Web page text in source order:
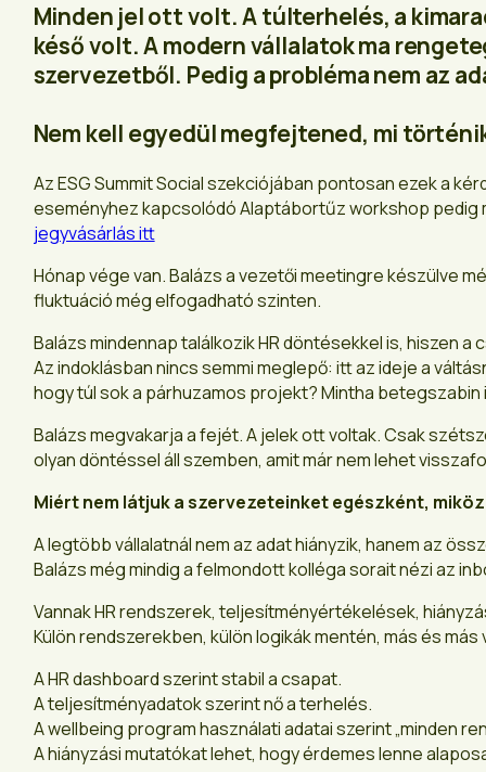
Minden jel ott volt. A túlterhelés, a
késő volt. A modern vállalatok ma
szervezetből. Pedig a probléma nem az
Nem kell egyedül megfejtened, mi
Az ESG Summit Social szekciójában pontosan ezek a
eseményhez kapcsolódó Alaptábortűz workshop
jegyvásárlás itt
Hónap vége van. Balázs a vezetői meetingre készülve
fluktuáció még elfogadható szinten.
Balázs mindennap találkozik HR döntésekkel is, hiszen
Az indoklásban nincs semmi meglepő: itt az ideje a
hogy túl sok a párhuzamos projekt? Mintha betegszabin
Balázs megvakarja a fejét. A jelek ott voltak. Csak
olyan döntéssel áll szemben, amit már nem lehet
Miért nem látjuk a szervezeteinket egészként,
A legtöbb vállalatnál nem az adat hiányzik, hanem az
Balázs még mindig a felmondott kolléga sorait nézi az
Vannak HR rendszerek, teljesítményértékelések,
Külön rendszerekben, külön logikák mentén, más és
A HR dashboard szerint stabil a csapat.
A teljesítményadatok szerint nő a terhelés.
A wellbeing program használati adatai szerint „minden
A hiányzási mutatókat lehet, hogy érdemes lenne